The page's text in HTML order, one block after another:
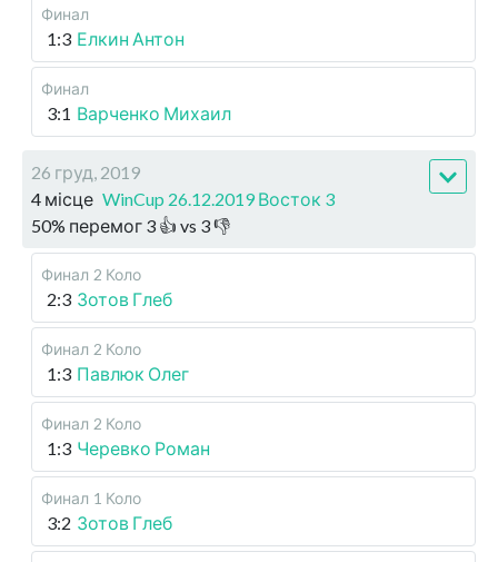
Финал
1:3 Елкин Антон
Финал
3:1 Варченко Михаил
26 груд, 2019
4 місце WinCup 26.12.2019 Восток 3
50% перемог 3 👍 vs 3👎
Финал 2 Коло
2:3 Зотов Глеб
Финал 2 Коло
1:3 Павлюк Олег
Финал 2 Коло
1:3 Черевко Роман
Финал 1 Коло
3:2 Зотов Глеб